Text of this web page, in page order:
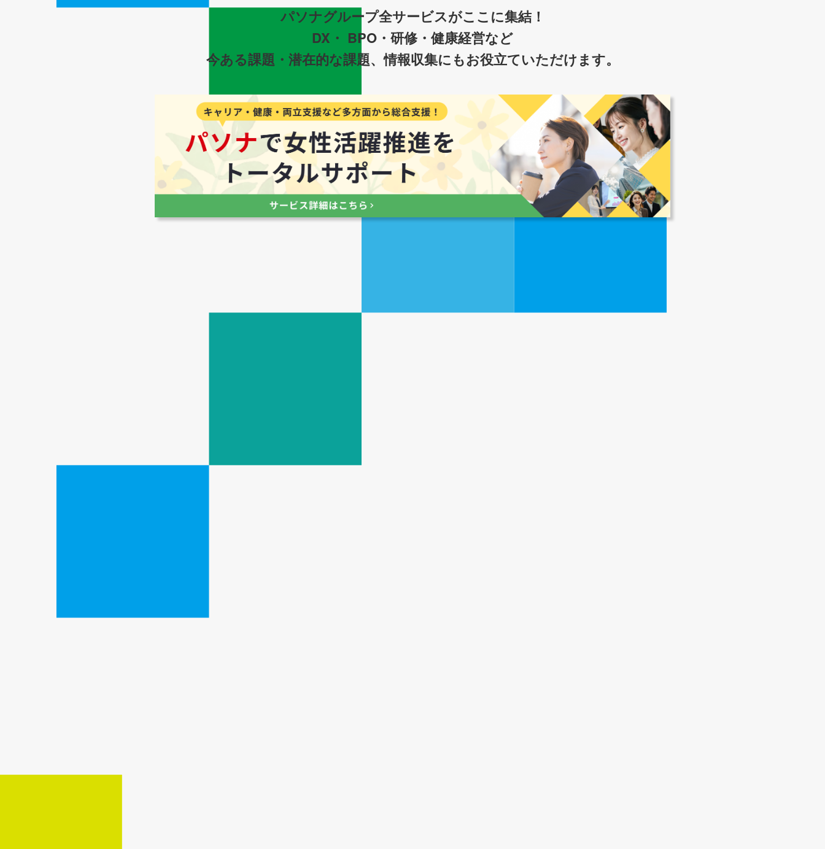
パソナグループ全サービスがここに集結！
DX・ BPO・研修・健康経営など
今ある課題・潜在的な課題、情報収集にもお役立ていただけます。